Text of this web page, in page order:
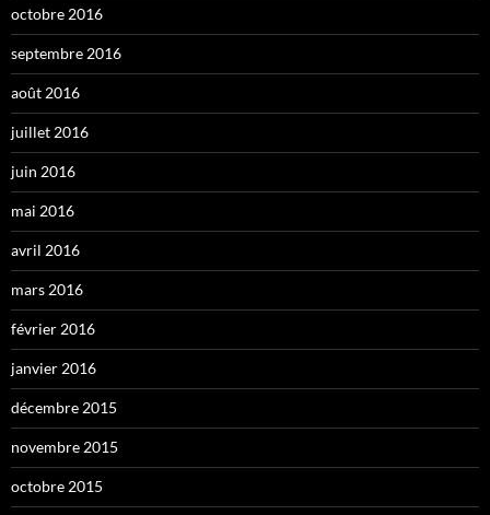
octobre 2016
septembre 2016
août 2016
juillet 2016
juin 2016
mai 2016
avril 2016
mars 2016
février 2016
janvier 2016
décembre 2015
novembre 2015
octobre 2015